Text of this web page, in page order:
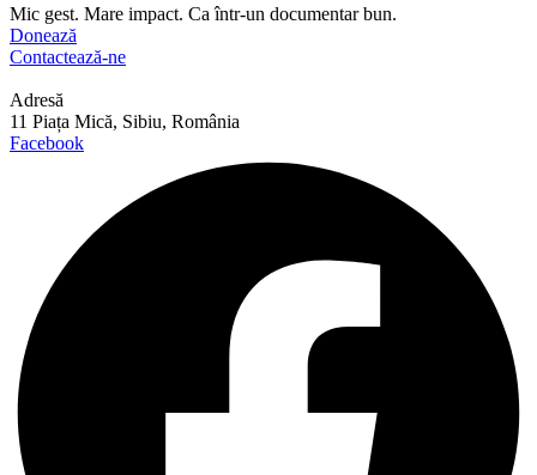
Mic gest. Mare impact. Ca într-un documentar bun.
Donează
Contactează-ne
Adresă
11 Piața Mică, Sibiu, România
Facebook